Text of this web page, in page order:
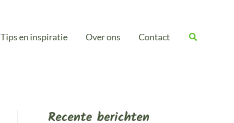
Tips en inspiratie Over ons Contact
Recente berichten